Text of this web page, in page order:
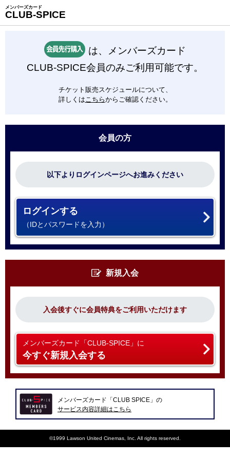
メンバーズカード
CLUB-SPICE
は、メンバーズカード
CLUB-SPICE会員のみご利用可能です。
チケット販売スケジュールについて、
詳しくはこちらからご確認ください。
会員の方
以下よりログインページへお進みください
ログインする
（IDとパスワードを入力）
新規入会
入会後すぐに会員特典をご利用いただけます
メンバーズカード「CLUB-SPICE」に
今すぐ新規入会する
メンバーズカード「CLUB SPICE」の
サービス内容詳細はこちら
©1999 Lawson United Cinemas, Inc. All rights reserved.